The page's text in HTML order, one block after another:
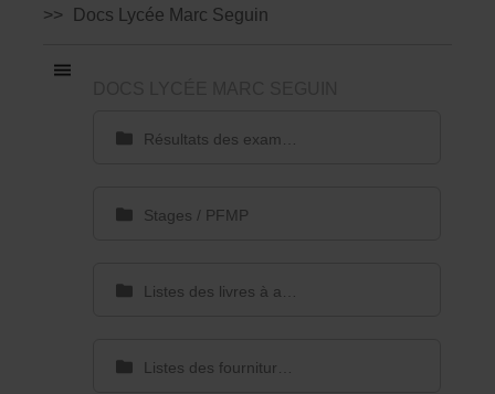
Docs Lycée Marc Seguin
Résultats des examens
Stages / PFMP
Listes des livres à acheter
Listes des fournitures à acheter